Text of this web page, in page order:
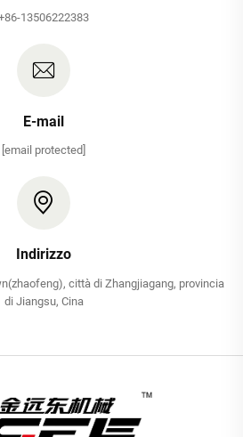
13506222383
E-mail
[email protected]
Indirizzo
città di Zhangjiagang, provincia
di Jiangsu, Cina